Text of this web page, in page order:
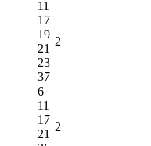
11
17
19
21
23
37
2
6
11
17
21
2